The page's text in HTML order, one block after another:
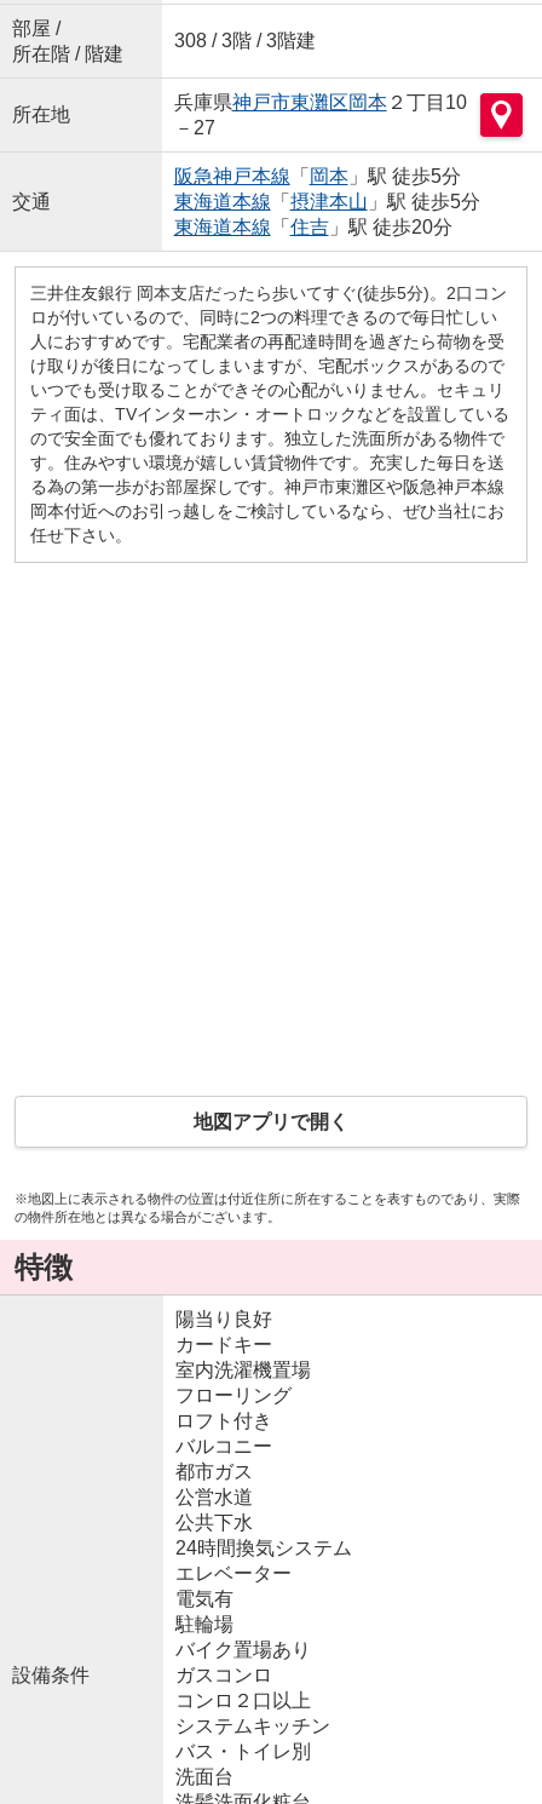
部屋 /
所在階 / 階建
308 / 3階 / 3階建
所在地
兵庫県神戸市東灘区岡本２丁目10
－27
交通
阪急神戸本線 「 岡本」駅 徒歩5分
東海道本線 「 摂津本山 」駅 徒歩5分
東海道本線 「 住吉」駅 徒歩20分
三井住友銀行 岡本支店だったら歩いてすぐ(徒歩5分)。2口コン
ロが付いているので、同時に2つの料理できるので毎日忙しい
人におすすめです。宅配業者の再配達時間を過ぎたら荷物を受
け取りが後日になってしまいますが、宅配ボックスがあるので
いつでも受け取ることができその心配がいりません。セキュリ
ティ面は、TVインターホン・オートロックなどを設置している
ので安全面でも優れております。独立した洗面所がある物件で
す。住みやすい環境が嬉しい賃貸物件です。充実した毎日を送
る為の第一歩がお部屋探しです。神戸市東灘区や阪急神戸本線
岡本付近へのお引っ越しをご検討しているなら、ぜひ当社にお
任せ下さい。
地図アプリで開く
※地図上に表示される物件の位置は付近住所に所在することを表すものであり、実際
の物件所在地とは異なる場合がございます。
特徴
設備条件
陽当り良好
カードキー
室内洗濯機置場
フローリング
ロフト付き
バルコニー
都市ガス
公営水道
公共下水
24時間換気システム
エレベーター
電気有
駐輪場
バイク置場あり
ガスコンロ
コンロ２口以上
システムキッチン
バス・トイレ別
洗面台